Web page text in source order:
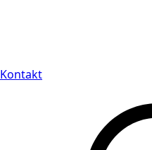
Kontakt